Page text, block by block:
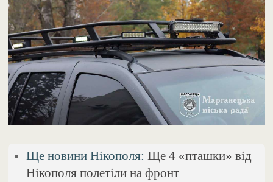
Ще новини Нікополя:Ще 4 «пташки» від
Нікополя полетіли на фронт